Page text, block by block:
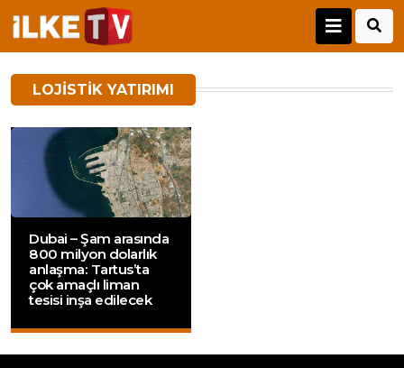
LOJISTIK YATIRIMI
Dubai – Şam arasında
800 milyon dolarlık
anlaşma: Tartus’ta
çok amaçlı liman
tesisi inşa edilecek